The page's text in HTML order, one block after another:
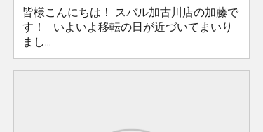
皆様こんにちは！ スバル加古川店の加藤で
す！ いよいよ移転の日が近づいてまいり
まし...